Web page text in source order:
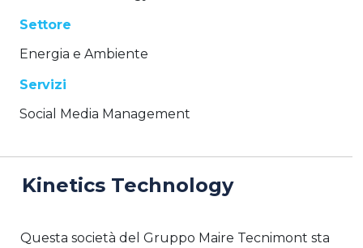
Settore
Energia e Ambiente
Servizi
Social Media Management
Kinetics Technology
Questa società del Gruppo Maire Tecnimont sta